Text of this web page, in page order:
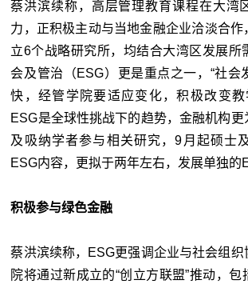
蔡洪滨续称，高层管理教育课程在大湾
力，正积极主动与当地金融企业洽淡合作
立6个战略研究所，均结合大湾区发展所
会及管治（ESG）更是重点之一，“社会
快，经管学院要适应变化，积极改变教
ESG是全球性挑战下的趋势，金融机构
及吸纳学者参与相关研究，9月起硕士
ESG内容，更拟于两年左右，发展单独的
积极参与绿色金融
蔡洪滨续称，ESG更强调企业与社会组
院将通过新成立的“创立方联盟”推动，